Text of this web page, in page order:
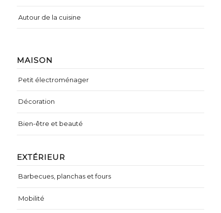
MAISON
Petit électroménager
Décoration
Bien-être et beauté
EXTÉRIEUR
Barbecues, planchas et fours
Mobilité
Autour de la cuisine